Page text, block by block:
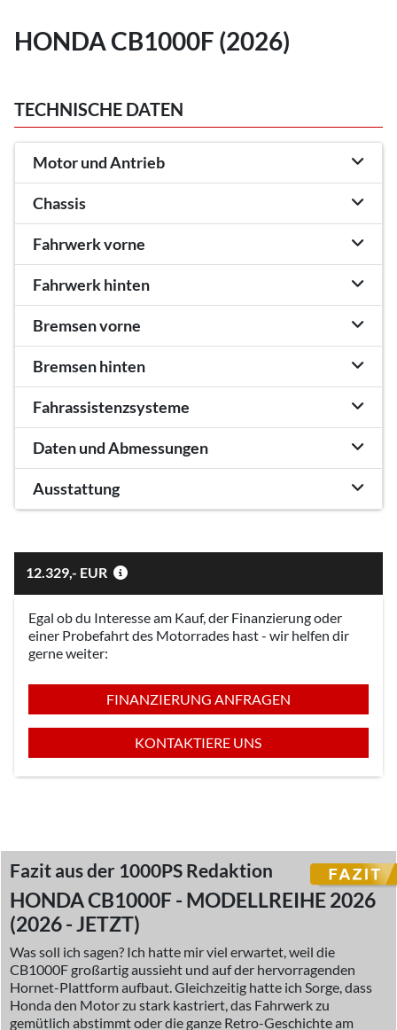
HONDA CB1000F (2026)
TECHNISCHE DATEN
Motor und Antrieb
Chassis
Fahrwerk vorne
Fahrwerk hinten
Bremsen vorne
Bremsen hinten
Fahrassistenzsysteme
Daten und Abmessungen
Ausstattung
12.329,- EUR
Egal ob du Interesse am Kauf, der Finanzierung oder
einer Probefahrt des Motorrades hast - wir helfen dir
gerne weiter:
FINANZIERUNG ANFRAGEN
KONTAKTIERE UNS
Fazit aus der 1000PS Redaktion
HONDA CB1000F - MODELLREIHE 2026
(2026 - JETZT)
Was soll ich sagen? Ich hatte mir viel erwartet, weil die
CB1000F großartig aussieht und auf der hervorragenden
Hornet-Plattform aufbaut. Gleichzeitig hatte ich Sorge, dass
Honda den Motor zu stark kastriert, das Fahrwerk zu
gemütlich abstimmt oder die ganze Retro-Geschichte am